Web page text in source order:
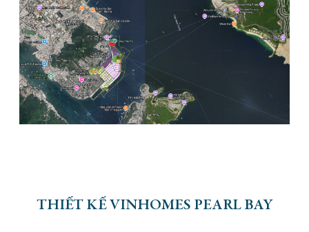
THIẾT KẾ VINHOMES PEARL BAY